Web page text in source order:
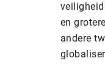
en
andere